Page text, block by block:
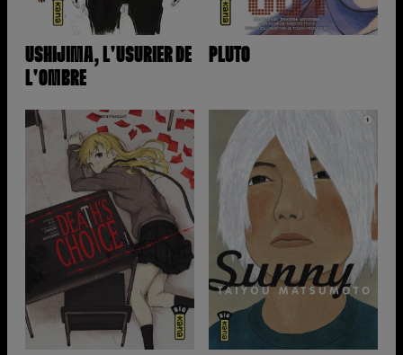
USHIJIMA, L'USURIER DE
L'OMBRE
PLUTO